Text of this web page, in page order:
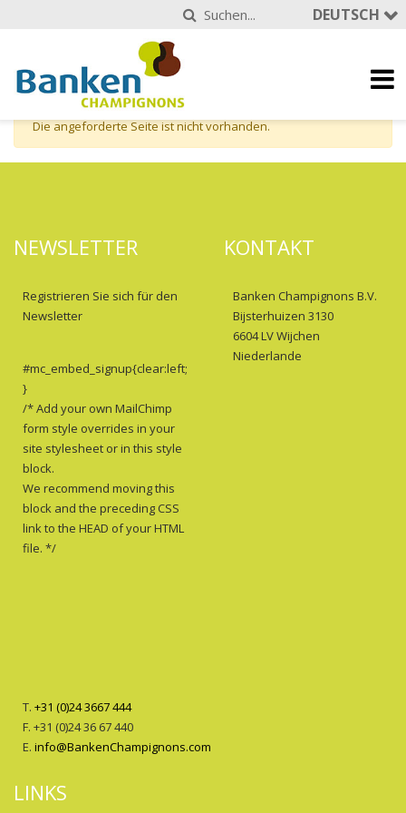
DEUTSCH
Die angeforderte Seite ist nicht vorhanden.
NEWSLETTER
Registrieren Sie sich für den
Newsletter
#mc_embed_signup{clear:left;
}
/* Add your own MailChimp
form style overrides in your
site stylesheet or in this style
block.
We recommend moving this
block and the preceding CSS
link to the HEAD of your HTML
file. */
KONTAKT
Banken Champignons B.V.
Bijsterhuizen 3130
6604 LV Wijchen
Niederlande
T. +31 (0)24 3667 444
F. +31 (0)24 36 67 440
E. info@BankenChampignons.com
LINKS